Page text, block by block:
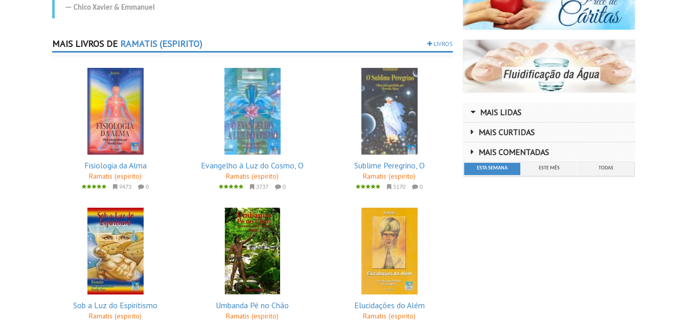
Chico Xavier & Emmanuel
MAIS LIVROS DE RAMATIS (ESPIRITO) LIVROS
Fisiologia da Alma
Ramatis (espirito)
9473 0
Evangelho à Luz do Cosmo, O
Ramatis (espirito)
3737 0
Sublime Peregrino, O
Ramatis (espirito)
5170 0
Sob a Luz do Espiritismo
Ramatis (espirito)
Umbanda Pé no Chão
Ramatis (espirito)
Elucidações do Além
Ramatis (espirito)
MAIS LIDAS
MAIS CURTIDAS
MAIS COMENTADAS
ESTA SEMANA ESTE MÊS TODAS